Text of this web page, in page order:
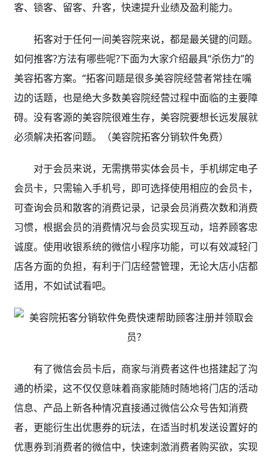
客、锁客、留客、升客，快速提升业绩及盈利能力。
拓客对于任何一间美容院来说，都是最关键的问题。
如何推客?方法有哪些呢?下面为大家介绍最具“杀伤力”的
美容拓客方案。“拓客问题是很多美容院经营者常挂在嘴
边的话题，也是绝大多数美容院经营过程中面临的主要障
碍。没有客源的美容院很难生存，美容院要想长远发展就
必须解决拓客问题。（美容院拓客分销软件免费）
对于会员来说，无需携带实体会员卡，手机绑定电子
会员卡，只需输入手机号，即可选择使用相应的会员卡，
可查询会员和散客的消费记录，记录会员消费次数和消费
习惯，根据会员的消费情况与会员实现互动，培养顾客忠
诚度。使用收银系统的微信小程序功能，可以有效减轻门
店各方面的负担，有利于门店经营管理，无论大店小店都
适用，不如试试看吧。
有了微信会员卡后，商家与消费者这件也搭建起了沟
通的桥梁，这不仅仅意味着商家能随时随地将门店的活动
信息、产品上新各种情况直接通过微信公众号告知消费
者，更能衍生出优惠券的玩法，在适当时机发送设置好的
优惠券到消费者的微信中，快速刺激消费者购买欲，实现